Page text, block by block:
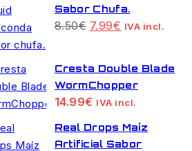
Sabor Chufa.
8.50€ El
era:
8.50€.
7.99€ El
es:
7.99€.
IVA incl.
Cresta Double Blade
WormChopper
14.99€ IVA incl.
Real Drops Maíz
Artificial Sabor